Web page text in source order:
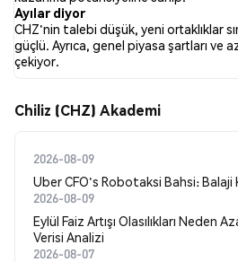
dayanmaktadır.
Ayılar diyor
CHZ'nin talebi düşük, yeni ortaklıklar
güçlü. Ayrıca, genel piyasa şartları ve
çekiyor.
Chiliz (CHZ) Akademi
2026-08-09
Uber CFO's Robotaksi Bahsi: Balaji
2026-08-09
Eylül Faiz Artışı Olasılıkları Neden
Verisi Analizi
2026-08-07